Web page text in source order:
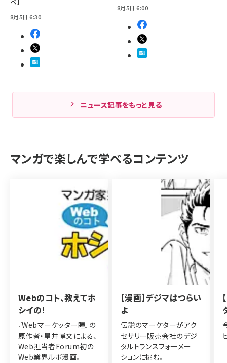
べ】
8月5日 6:30
8月5日 6:00
ニュース記事をもっと見る
マンガで楽しんで学べるコンテンツ
Webのコト、教えてホ
シイの！
『Webマーケッター瞳』の
原作者・星井博文による、
Web担当者Forum初の
Web業界ルポ漫画。
【漫画】デジマはつらい
よ
伝説のマーケターがアク
セサリー販売会社のデジ
タルトランスフォーメー
ションに挑む。